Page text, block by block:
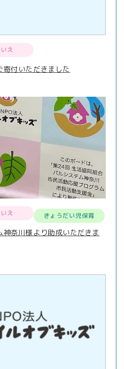
え
寄付いただきました
え きょうだい児保育
奈川様より助成いただきま